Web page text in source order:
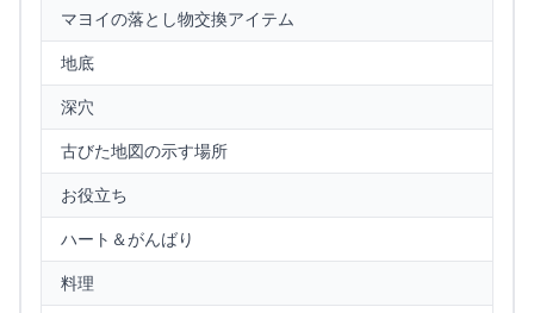
マヨイの落とし物交換アイテム
地底
深穴
古びた地図の示す場所
お役立ち
ハート＆がんばり
料理